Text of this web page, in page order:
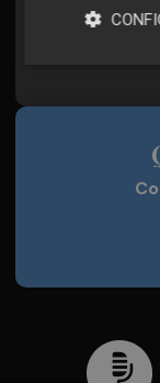
Plaza